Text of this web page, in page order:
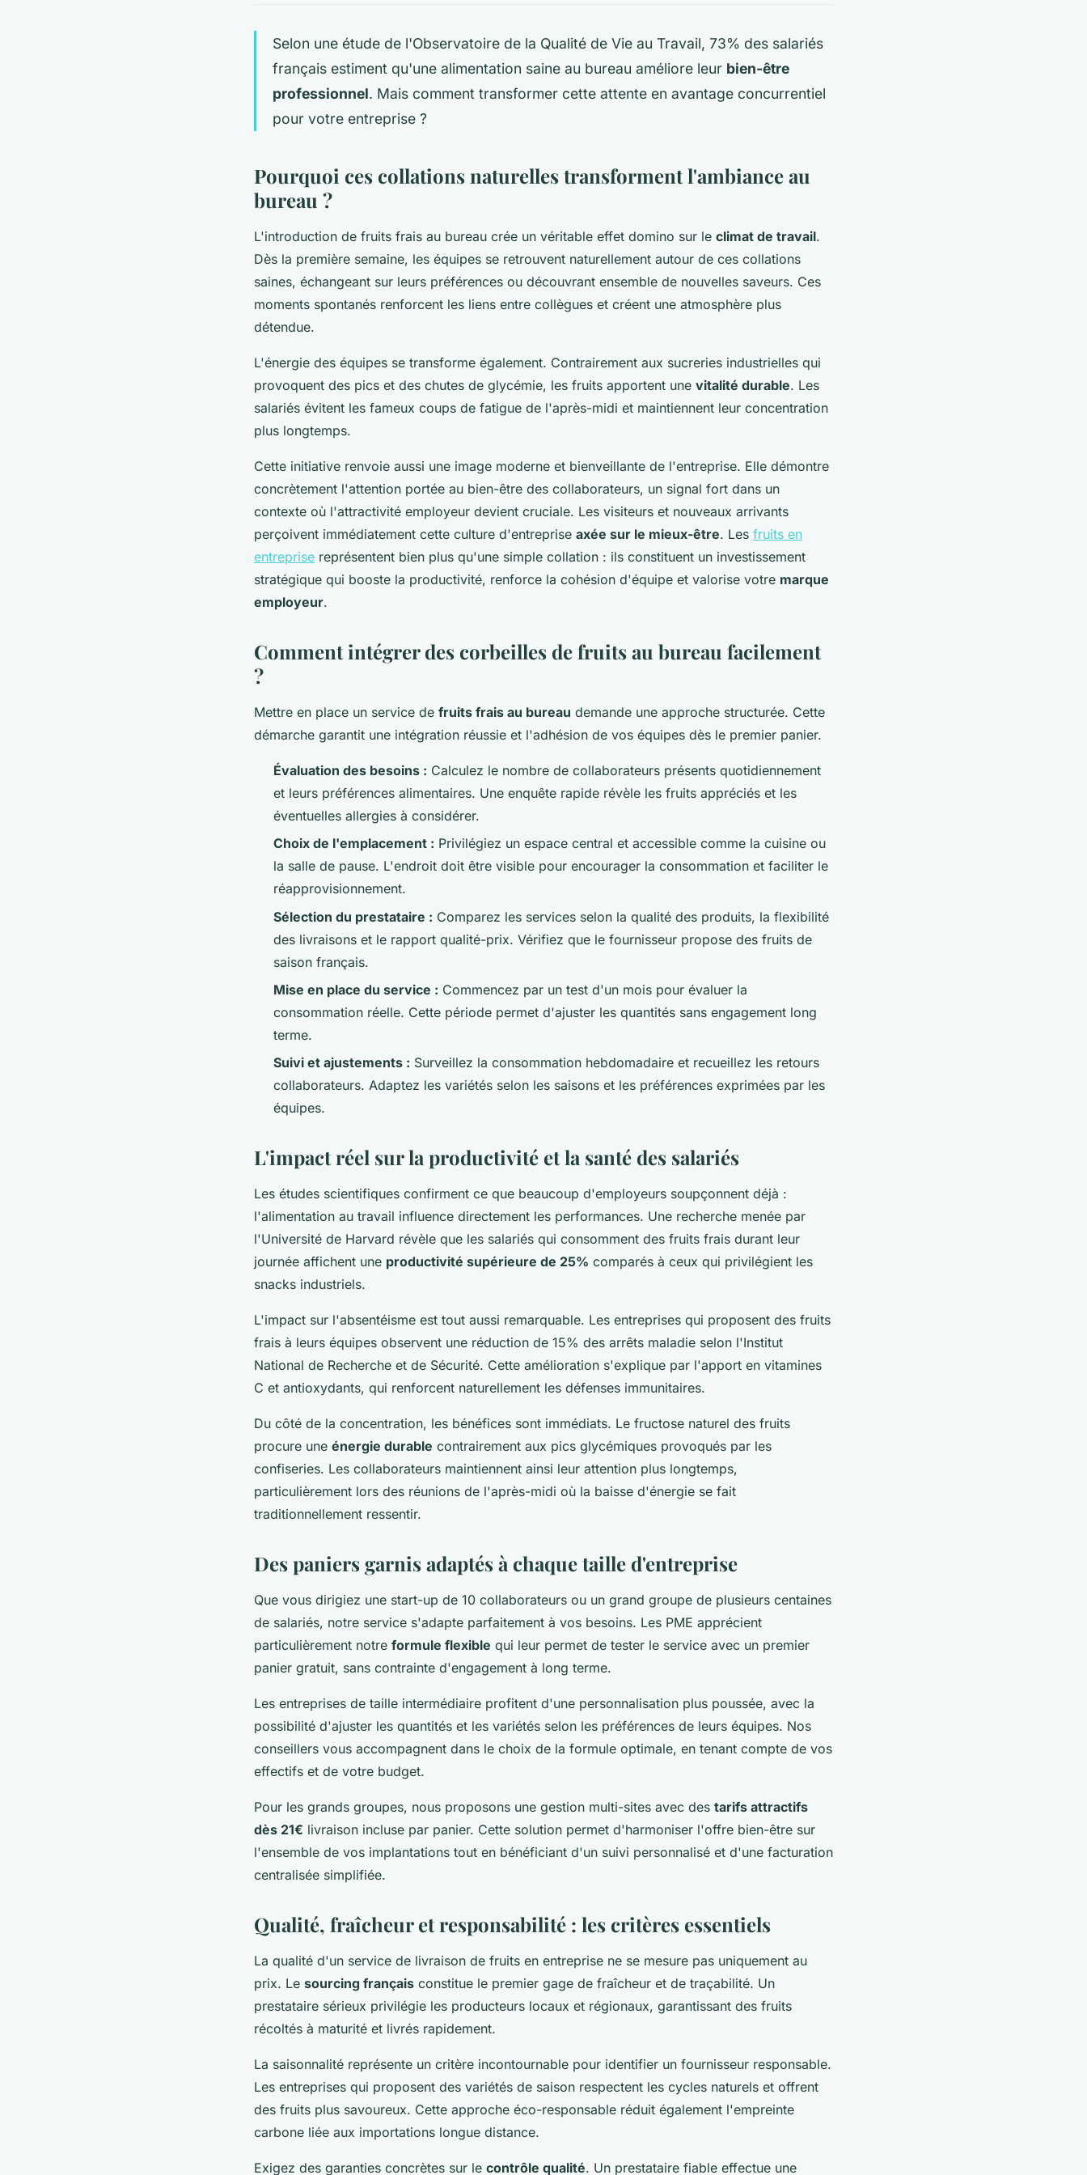
Selon une étude de l'Observatoire de la Qualité de Vie au Travail, 73% des salariés
français estiment qu'une alimentation saine au bureau améliore leur bien-être
professionnel. Mais comment transformer cette attente en avantage concurrentiel
pour votre entreprise ?
Pourquoi ces collations naturelles transforment l'ambiance au
bureau ?
L'introduction de fruits frais au bureau crée un véritable effet domino sur le climat de travail.
Dès la première semaine, les équipes se retrouvent naturellement autour de ces collations
saines, échangeant sur leurs préférences ou découvrant ensemble de nouvelles saveurs. Ces
moments spontanés renforcent les liens entre collègues et créent une atmosphère plus
détendue.
L'énergie des équipes se transforme également. Contrairement aux sucreries industrielles qui
provoquent des pics et des chutes de glycémie, les fruits apportent une vitalité durable. Les
salariés évitent les fameux coups de fatigue de l'après-midi et maintiennent leur concentration
plus longtemps.
Cette initiative renvoie aussi une image moderne et bienveillante de l'entreprise. Elle démontre
concrètement l'attention portée au bien-être des collaborateurs, un signal fort dans un
contexte où l'attractivité employeur devient cruciale. Les visiteurs et nouveaux arrivants
perçoivent immédiatement cette culture d'entreprise axée sur le mieux-être. Les fruits en
entreprise représentent bien plus qu'une simple collation : ils constituent un investissement
stratégique qui booste la productivité, renforce la cohésion d'équipe et valorise votre marque
employeur.
Comment intégrer des corbeilles de fruits au bureau facilement
?
Mettre en place un service de fruits frais au bureau demande une approche structurée. Cette
démarche garantit une intégration réussie et l'adhésion de vos équipes dès le premier panier.
Évaluation des besoins : Calculez le nombre de collaborateurs présents quotidiennement
et leurs préférences alimentaires. Une enquête rapide révèle les fruits appréciés et les
éventuelles allergies à considérer.
Choix de l'emplacement : Privilégiez un espace central et accessible comme la cuisine ou
la salle de pause. L'endroit doit être visible pour encourager la consommation et faciliter le
réapprovisionnement.
Sélection du prestataire : Comparez les services selon la qualité des produits, la flexibilité
des livraisons et le rapport qualité-prix. Vérifiez que le fournisseur propose des fruits de
saison français.
Mise en place du service : Commencez par un test d'un mois pour évaluer la
consommation réelle. Cette période permet d'ajuster les quantités sans engagement long
terme.
Suivi et ajustements : Surveillez la consommation hebdomadaire et recueillez les retours
collaborateurs. Adaptez les variétés selon les saisons et les préférences exprimées par les
équipes.
L'impact réel sur la productivité et la santé des salariés
Les études scientifiques confirment ce que beaucoup d'employeurs soupçonnent déjà :
l'alimentation au travail influence directement les performances. Une recherche menée par
l'Université de Harvard révèle que les salariés qui consomment des fruits frais durant leur
journée affichent une productivité supérieure de 25% comparés à ceux qui privilégient les
snacks industriels.
L'impact sur l'absentéisme est tout aussi remarquable. Les entreprises qui proposent des fruits
frais à leurs équipes observent une réduction de 15% des arrêts maladie selon l'Institut
National de Recherche et de Sécurité. Cette amélioration s'explique par l'apport en vitamines
C et antioxydants, qui renforcent naturellement les défenses immunitaires.
Du côté de la concentration, les bénéfices sont immédiats. Le fructose naturel des fruits
procure une énergie durable contrairement aux pics glycémiques provoqués par les
confiseries. Les collaborateurs maintiennent ainsi leur attention plus longtemps,
particulièrement lors des réunions de l'après-midi où la baisse d'énergie se fait
traditionnellement ressentir.
Des paniers garnis adaptés à chaque taille d'entreprise
Que vous dirigiez une start-up de 10 collaborateurs ou un grand groupe de plusieurs centaines
de salariés, notre service s'adapte parfaitement à vos besoins. Les PME apprécient
particulièrement notre formule flexible qui leur permet de tester le service avec un premier
panier gratuit, sans contrainte d'engagement à long terme.
Les entreprises de taille intermédiaire profitent d'une personnalisation plus poussée, avec la
possibilité d'ajuster les quantités et les variétés selon les préférences de leurs équipes. Nos
conseillers vous accompagnent dans le choix de la formule optimale, en tenant compte de vos
effectifs et de votre budget.
Pour les grands groupes, nous proposons une gestion multi-sites avec des tarifs attractifs
dès 21€ livraison incluse par panier. Cette solution permet d'harmoniser l'offre bien-être sur
l'ensemble de vos implantations tout en bénéficiant d'un suivi personnalisé et d'une facturation
centralisée simplifiée.
Qualité, fraîcheur et responsabilité : les critères essentiels
La qualité d'un service de livraison de fruits en entreprise ne se mesure pas uniquement au
prix. Le sourcing français constitue le premier gage de fraîcheur et de traçabilité. Un
prestataire sérieux privilégie les producteurs locaux et régionaux, garantissant des fruits
récoltés à maturité et livrés rapidement.
La saisonnalité représente un critère incontournable pour identifier un fournisseur responsable.
Les entreprises qui proposent des variétés de saison respectent les cycles naturels et offrent
des fruits plus savoureux. Cette approche éco-responsable réduit également l'empreinte
carbone liée aux importations longue distance.
Exigez des garanties concrètes sur le contrôle qualité. Un prestataire fiable effectue une